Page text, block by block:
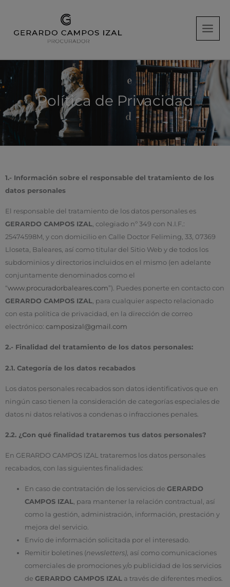
contenido
Política de Privacidad
1.- Información sobre el responsable del tratamiento de los
datos personales
El responsable del tratamiento de los datos personales es
GERARDO CAMPOS IZAL, colegiado nº 349 con N.I.F.:
25474598M, y con domicilio en Calle Doctor Feliming, 33, 07369
Lloseta, Baleares, así como titular del Sitio Web y de todos los
subdominios y directorios incluidos en el mismo (en adelante
conjuntamente denominados como el
“www.procuradorbaleares.com”). Puedes ponerte en contacto con
GERARDO CAMPOS IZAL, para cualquier aspecto relacionado
con esta política de privacidad, en la dirección de correo
electrónico: camposizal@gmail.com
2.- Finalidad del tratamiento de los datos personales:
2.1. Categoría de los datos recabados
Los datos personales recabados son datos identificativos que en
ningún caso tienen la consideración de categorías especiales de
datos ni datos relativos a condenas o infracciones penales.
2.2. ¿Con qué finalidad trataremos tus datos personales?
En GERARDO CAMPOS IZAL trataremos los datos personales
recabados, con las siguientes finalidades:
En caso de contratación de los servicios deGERARDO
CAMPOS IZAL, para mantener la relación contractual, así
como la gestión, administración, información, prestación y
mejora del servicio.
Envío de información solicitada por el interesado.
Remitir boletines (newsletters), así como comunicaciones
comerciales de promociones y/o publicidad de los servicios
deGERARDO CAMPOS IZAL a través de diferentes medios.